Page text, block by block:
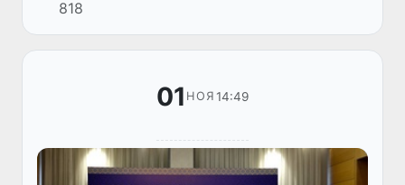
организованная в сотрудничестве с
инициативной компанией «Globuc» Англии
и...
818
01 НОЯ 14:49